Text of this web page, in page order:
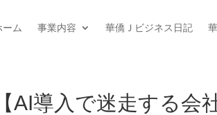
ーム 事業内容 華僑Ｊビジネス日記
【AI導入で迷走する会